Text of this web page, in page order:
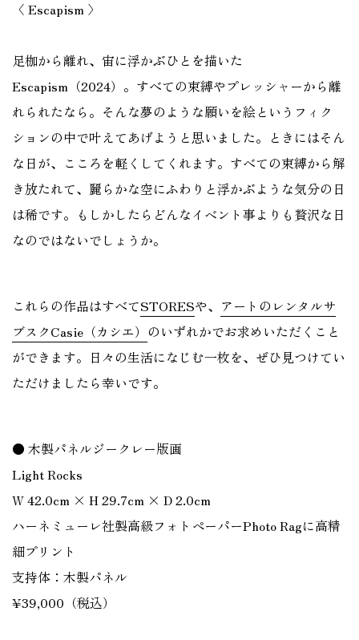
〈 Escapism 〉
足枷から離れ、宙に浮かぶひとを描いた
Escapism（2024）。すべての束縛やプレッシャーから離
れられたなら。そんな夢のような願いを絵というフィク
ションの中で叶えてあげようと思いました。ときにはそん
な日が、こころを軽くしてくれます。すべての束縛から解
き放たれて、麗らかな空にふわりと浮かぶような気分の日
は稀です。もしかしたらどんなイベント事よりも贅沢な日
なのではないでしょうか。
これらの作品はすべてSTORESや、 アートのレンタルサ
ブスクCasie（カシエ） のいずれかでお求めいただくこと
ができます。日々の生活になじむ一枚を、ぜひ見つけてい
ただけましたら幸いです。
● 木製パネルジークレー版画
Light Rocks
W 42.0cm × H 29.7cm × D 2.0cm
ハーネミューレ社製高級フォトペーパーPhoto Ragに高精
細プリント
支持体：木製パネル
¥39,000（税込）